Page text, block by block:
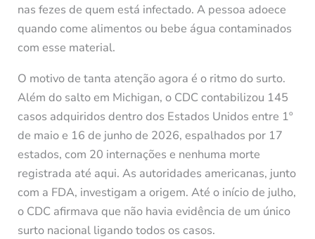
nas fezes de quem está infectado. A pessoa adoece
quando come alimentos ou bebe água contaminados
com esse material.
O motivo de tanta atenção agora é o ritmo do surto.
Além do salto em Michigan, o CDC contabilizou 145
casos adquiridos dentro dos Estados Unidos entre 1º
de maio e 16 de junho de 2026, espalhados por 17
estados, com 20 internações e nenhuma morte
registrada até aqui. As autoridades americanas, junto
com a FDA, investigam a origem. Até o início de julho,
o CDC afirmava que não havia evidência de um único
surto nacional ligando todos os casos.